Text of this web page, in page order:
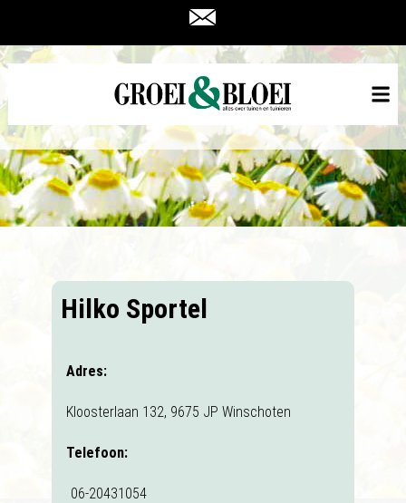
Hilko Sportel
Adres:
Kloosterlaan 132, 9675 JP Winschoten
Telefoon:
06-20431054